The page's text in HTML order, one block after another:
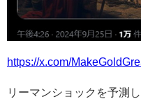
https://x.com/
リーマンショックを予測